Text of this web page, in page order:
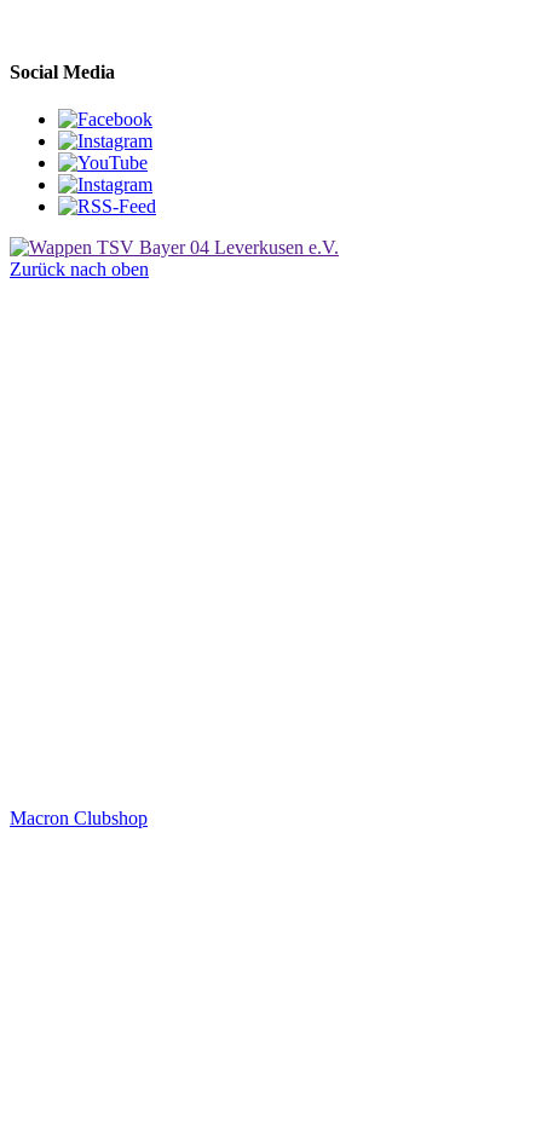
Social Media
Zurück nach oben
Macron Clubshop